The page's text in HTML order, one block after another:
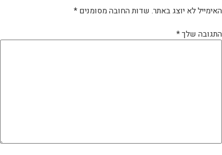
האימייל לא יוצג באתר. שדות החובה מסומנים *
התגובה שלך*